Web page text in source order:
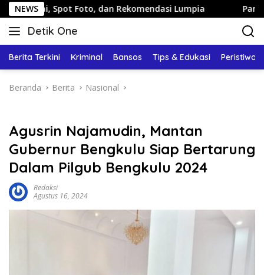
Langsung
ke
konten
NEWS
Foto, dan Rekomendasi Lumpia Panduan Wisata
Detik One
Tajam
Fakta
Berita Terkini Kriminal Bansos Tips & Edukasi Peristiwa
Beranda Berita Nasional
Agusrin Najamudin, Mantan
Gubernur Bengkulu Siap Bertarung
Dalam Pilgub Bengkulu 2024
Redaksi
Agustus 16, 2024